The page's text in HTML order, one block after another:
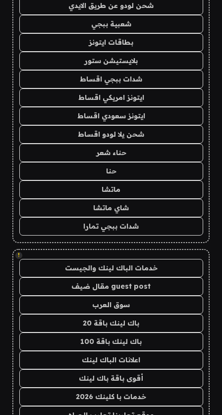
شحن لودو عن طريق الايدي
شعبية ببجي
بطاقات ايتونز
بلايستيشن ستور
شدات ببجي اقساط
ايتونز امريكي اقساط
ايتونز سعودي اقساط
شحن يلا لودو اقساط
حناء شعر
حنا
ماتشا
شاي ماتشا
شدات ببجي تمارا
!
خدمات الباك لينك والجيست
guest post مقال ضيف
سوق العرب
باك لينك باقة 20
باك لينك باقة 100
اعلانات الباك لينك
أقوى باقة باك لينك
خدمات با كلينك 2026